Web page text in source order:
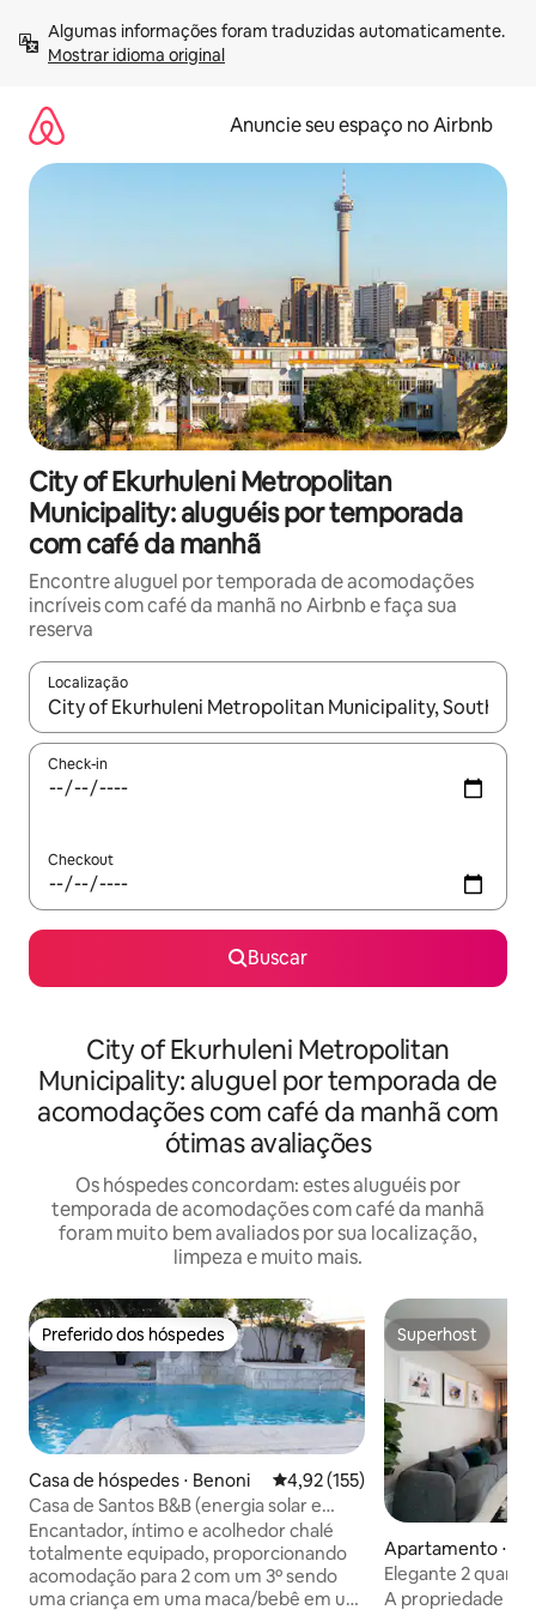
para
Mostrar idioma original
Anuncie seu espaço no Airbnb
City of Ekurhuleni Metropolitan
Municipality: aluguéis por temporada
com café da manhã
Encontre aluguel por temporada de acomodações
incríveis com café da manhã no Airbnb e faça sua
reserva
Localização
Quando os resultados estiverem disponíveis, explore-os
Check-in
Checkout
Buscar
City of Ekurhuleni Metropolitan
Municipality: aluguel por temporada de
acomodações com café da manhã com
ótimas avaliações
Os hóspedes concordam: estes aluguéis por
temporada de acomodações com café da manhã
foram muito bem avaliados por sua localização,
limpeza e muito mais.
Preferido dos hóspedes
Preferido dos hóspedes
Casa de hóspedes ⋅ Benoni 4,92 de uma avaliação média de
4,92 (155)
Casa de Santos B&B (energia solar e
água fora da rede)
Encantador, íntimo e acolhedor chalé
totalmente equipado, proporcionando
acomodação para 2 com um 3º sendo
uma criança em uma maca/bebê em um
Superhost
Superhost
Apartamento ⋅
Elegante 2
A propriedade